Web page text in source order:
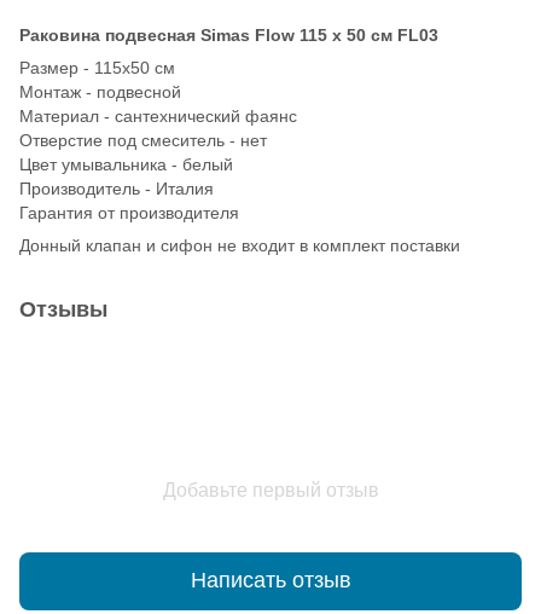
Раковина подвесная Simas Flow 115 х 50 см FL03
Размер - 115x50 см
Монтаж - подвесной
Материал - сантехнический фаянс
Отверстие под смеситель - нет
Цвет умывальника - белый
Производитель - Италия
Гарантия от производителя
Донный клапан и сифон не входит в комплект поставки
Отзывы
Добавьте первый отзыв
Написать отзыв